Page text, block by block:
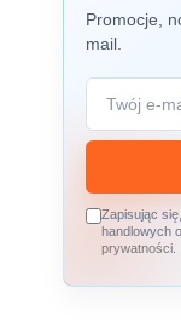
Promocje,
mail.
Zapisując
handlowych
prywatności